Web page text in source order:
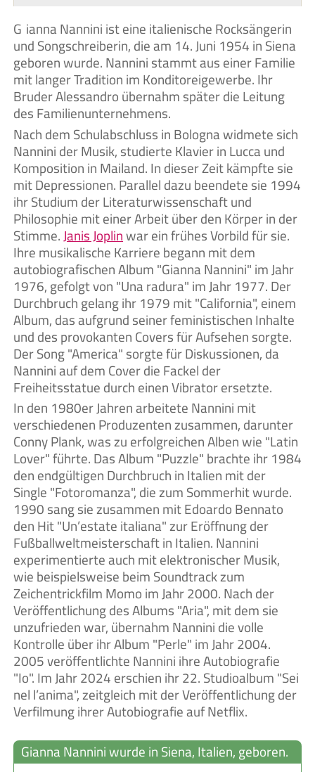
Gianna Nannini ist eine italienische Rocksängerin
und Songschreiberin, die am 14. Juni 1954 in Siena
geboren wurde. Nannini stammt aus einer Familie
mit langer Tradition im Konditoreigewerbe. Ihr
Bruder Alessandro übernahm später die Leitung
des Familienunternehmens.
Nach dem Schulabschluss in Bologna widmete sich
Nannini der Musik, studierte Klavier in Lucca und
Komposition in Mailand. In dieser Zeit kämpfte sie
mit Depressionen. Parallel dazu beendete sie 1994
ihr Studium der Literaturwissenschaft und
Philosophie mit einer Arbeit über den Körper in der
Stimme.Janis Joplinwar ein frühes Vorbild für sie.
Ihre musikalische Karriere begann mit dem
autobiografischen Album "Gianna Nannini" im Jahr
1976, gefolgt von "Una radura" im Jahr 1977. Der
Durchbruch gelang ihr 1979 mit "California", einem
Album, das aufgrund seiner feministischen Inhalte
und des provokanten Covers für Aufsehen sorgte.
Der Song "America" sorgte für Diskussionen, da
Nannini auf dem Cover die Fackel der
Freiheitsstatue durch einen Vibrator ersetzte.
In den 1980er Jahren arbeitete Nannini mit
verschiedenen Produzenten zusammen, darunter
Conny Plank, was zu erfolgreichen Alben wie "Latin
Lover" führte. Das Album "Puzzle" brachte ihr 1984
den endgültigen Durchbruch in Italien mit der
Single "Fotoromanza", die zum Sommerhit wurde.
1990 sang sie zusammen mit Edoardo Bennato
den Hit "Un’estate italiana" zur Eröffnung der
Fußballweltmeisterschaft in Italien. Nannini
experimentierte auch mit elektronischer Musik,
wie beispielsweise beim Soundtrack zum
Zeichentrickfilm Momo im Jahr 2000. Nach der
Veröffentlichung des Albums "Aria", mit dem sie
unzufrieden war, übernahm Nannini die volle
Kontrolle über ihr Album "Perle" im Jahr 2004.
2005 veröffentlichte Nannini ihre Autobiografie
"Io". Im Jahr 2024 erschien ihr 22. Studioalbum "Sei
nel l’anima", zeitgleich mit der Veröffentlichung der
Verfilmung ihrer Autobiografie auf Netflix.
Gianna Nannini wurde in Siena, Italien, geboren.